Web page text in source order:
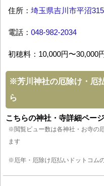
住所： 埼玉県吉川市平沼
電話： 048-982-2034
初穂料：10,000円〜30,000
※芳川神社の厄除け・厄
ら
こちらの神社・寺詳細ペー
※閲覧ビュー数は各神社・お寺の
ます
※厄年・厄除け厄払いドットコム